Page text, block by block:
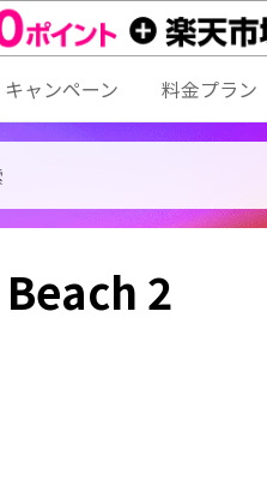
キャンペーン 料金プラン
Beach 2